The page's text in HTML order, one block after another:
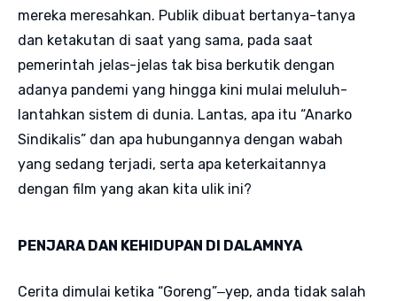
mereka meresahkan. Publik dibuat bertanya-tanya
dan ketakutan di saat yang sama, pada saat
pemerintah jelas-jelas tak bisa berkutik dengan
adanya pandemi yang hingga kini mulai meluluh-
lantahkan sistem di dunia. Lantas, apa itu “Anarko
Sindikalis” dan apa hubungannya dengan wabah
yang sedang terjadi, serta apa keterkaitannya
dengan film yang akan kita ulik ini?
PENJARA DAN KEHIDUPAN DI DALAMNYA
Cerita dimulai ketika “Goreng”‒yep, anda tidak salah